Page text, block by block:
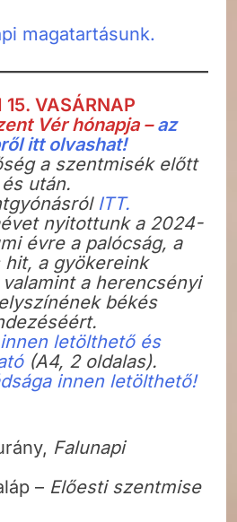
magatartásunk.
15. VASÁRNAP
Vér hónapja –az
itt olvashat!
a szentmisék előtt
és után.
ITT.
nyitottunk a 2024-
évre a palócság, a
hit, a gyökereink
a herencsényi
békés
innen letölthető és
(A4, 2 oldalas).
innen letölthető!
Falunapi
– Előesti szentmise